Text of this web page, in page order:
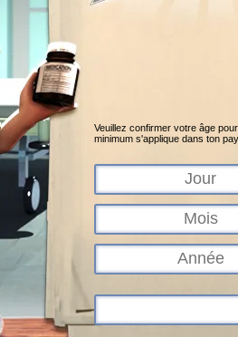
Veuillez confirmer votre âge
minimum s'applique dans ton